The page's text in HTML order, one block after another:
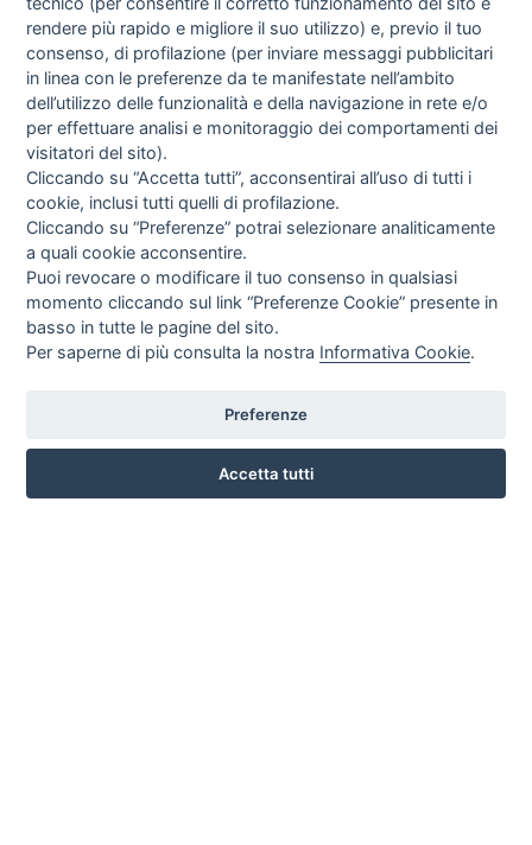
rendere più rapido e migliore il suo utilizzo) e, previo il tuo
consenso, di profilazione (per inviare messaggi pubblicitari
in linea con le preferenze da te manifestate nell’ambito
dell’utilizzo delle funzionalità e della navigazione in rete e/o
per effettuare analisi e monitoraggio dei comportamenti dei
visitatori del sito).
Cliccando su “Accetta tutti”, acconsentirai all’uso di tutti i
cookie, inclusi tutti quelli di profilazione.
Cliccando su “Preferenze” potrai selezionare analiticamente
a quali cookie acconsentire.
Puoi revocare o modificare il tuo consenso in qualsiasi
momento cliccando sul link “Preferenze Cookie” presente in
basso in tutte le pagine del sito.
Per saperne di più consulta la nostra Informativa Cookie.
Preferenze
Accetta tutti